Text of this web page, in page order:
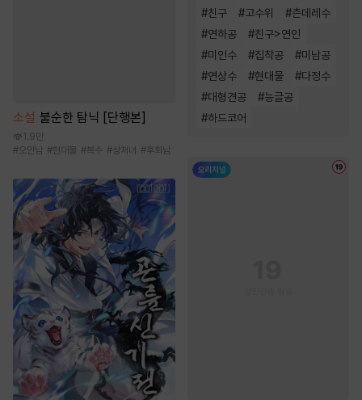
소설 불순한 탐닉 [단행본]
1.9만
#오만남 #현대물 #복수 #상처녀 #후회남
#친구 #고수위 #츤데레수
#연하공 #친구>연인
#미인수 #집착공 #미남공
#연상수 #현대물 #다정수
#대형견공 #능글공
#하드코어